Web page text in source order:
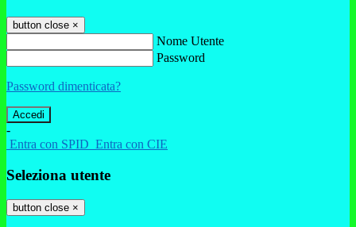
button close ×
Nome Utente
Password
Password dimenticata?
-
Entra con SPID Entra con CIE
Seleziona utente
button close ×